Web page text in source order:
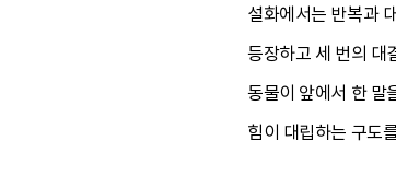
설화에서는 반복과
등장하고 세 번의 대
동물이 앞에서 한 말
힘이 대립하는 구도